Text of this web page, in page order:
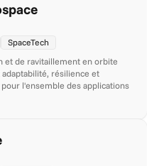
SpaceTech
et de ravitaillement en orbite
résilience et
l'ensemble des applications